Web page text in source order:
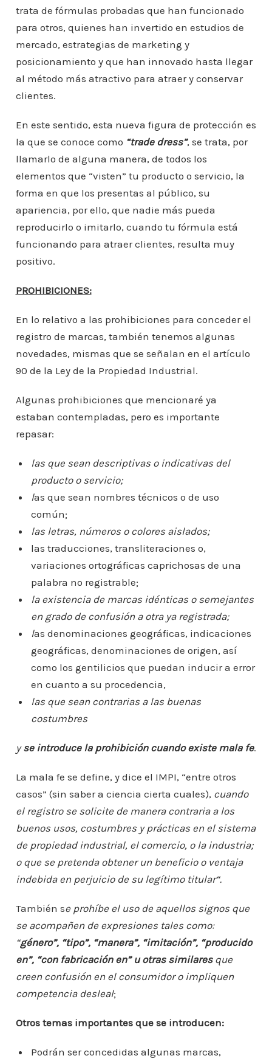
trata de fórmulas probadas que han funcionado
para otros, quienes han invertido en estudios de
mercado, estrategias de marketing y
posicionamiento y que han innovado hasta llegar
al método más atractivo para atraer y conservar
clientes.
En este sentido, esta nueva figura de protección es
la que se conoce como “trade dress”, se trata, por
llamarlo de alguna manera, de todos los
elementos que “visten” tu producto o servicio, la
forma en que los presentas al público, su
apariencia, por ello, que nadie más pueda
reproducirlo o imitarlo, cuando tu fórmula está
funcionando para atraer clientes, resulta muy
positivo.
PROHIBICIONES:
En lo relativo a las prohibiciones para conceder el
registro de marcas, también tenemos algunas
novedades, mismas que se señalan en el artículo
90 de la Ley de la Propiedad Industrial.
Algunas prohibiciones que mencionaré ya
estaban contempladas, pero es importante
repasar:
las que sean descriptivas o indicativas del
producto o servicio;
las que sean nombres técnicos o de uso
común;
las letras, números o colores aislados;
las traducciones, transliteraciones o,
variaciones ortográficas caprichosas de una
palabra no registrable;
la existencia de marcas idénticas o semejantes
en grado de confusión a otra ya registrada;
las denominaciones geográficas, indicaciones
geográficas, denominaciones de origen, así
como los gentilicios que puedan inducir a error
en cuanto a su procedencia,
las que sean contrarias a las buenas
costumbres
yse introduce la prohibición cuando existe mala fe.
La mala fe se define, y dice el IMPI, “entre otros
casos” (sin saber a ciencia cierta cuales), cuando
el registro se solicite de manera contraria a los
buenos usos, costumbres y prácticas en el sistema
de propiedad industrial, el comercio, o la industria;
o que se pretenda obtener un beneficio o ventaja
indebida en perjuicio de su legítimo titular“.
También se prohíbe el uso de aquellos signos que
se acompañen de expresiones tales como:
“género”, “tipo”, “manera”, “imitación”, “producido
en”, “con fabricación en” u otras similaresque
creen confusión en el consumidor o impliquen
competencia desleal;
Otros temas importantes que se introducen:
Podrán ser concedidas algunas marcas,